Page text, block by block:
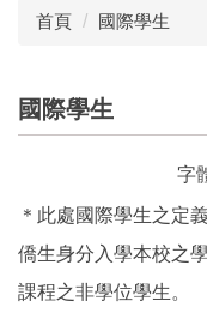
首頁 國際學生
國際學生
字
＊此處國際學生之定
僑生身分入學本校之
課程之非學位學生。